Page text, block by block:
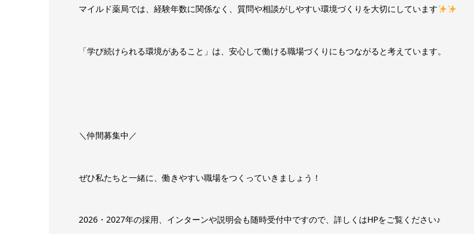
マイルド薬局では、経験年数に関係なく、質問や相談がしやすい環境づくりを大切にしています
「学び続けられる環境があること」は、安心して働ける職場づくりにもつながると考えています。
＼仲間募集中／
ぜひ私たちと一緒に、働きやすい職場をつくっていきましょう！
2026・2027年の採用、インターンや説明会も随時受付中ですので、詳しくはHPをご覧ください♪